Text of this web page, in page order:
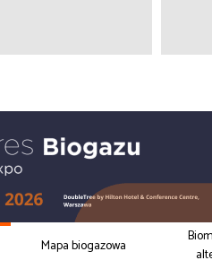
Mapa biogazowa